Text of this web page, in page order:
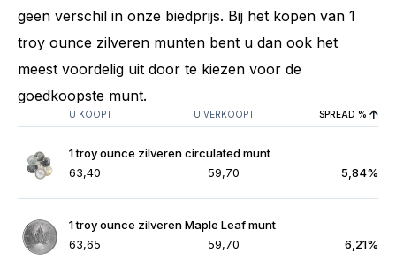
geen verschil in onze biedprijs. Bij het kopen van 1
troy ounce zilveren munten bent u dan ook het
meest voordelig uit door te kiezen voor de
goedkoopste munt.
U KOOPT U VERKOOPT SPREAD %
1 troy ounce zilveren circulated munt
63,40
59,70 5,84%
1 troy ounce zilveren Maple Leaf munt
63,65
59,70 6,21%